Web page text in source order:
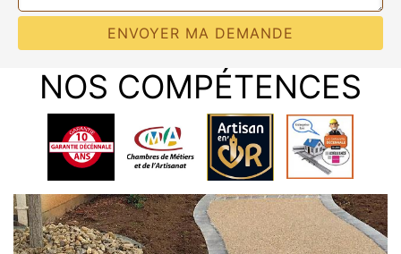
NOS COMPÉTENCES